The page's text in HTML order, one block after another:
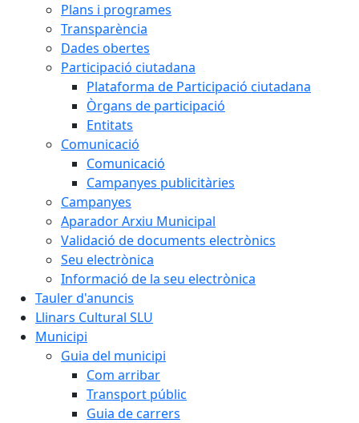
Plans i programes
Transparència
Dades obertes
Participació ciutadana
Plataforma de Participació ciutadana
Òrgans de participació
Entitats
Comunicació
Comunicació
Campanyes publicitàries
Campanyes
Aparador Arxiu Municipal
Validació de documents electrònics
Seu electrònica
Informació de la seu electrònica
Tauler d'anuncis
Llinars Cultural SLU
Municipi
Guia del municipi
Com arribar
Transport públic
Guia de carrers